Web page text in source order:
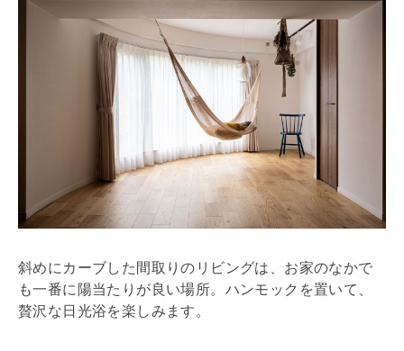
斜めにカーブした間取りのリビングは、お家のなかで
も一番に陽当たりが良い場所。ハンモックを置いて、
贅沢な日光浴を楽しみます。